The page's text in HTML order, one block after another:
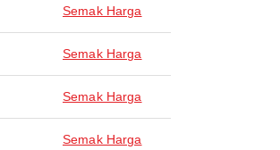
Semak Harga
Semak Harga
Semak Harga
Semak Harga